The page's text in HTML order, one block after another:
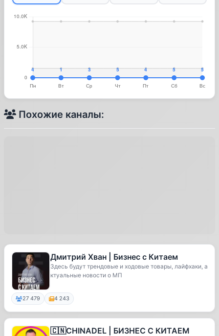
Похожие каналы:
Дмитрий Хван | Бизнес с Китаем
Здесь будут трендовые и ходовые товары, лайфхаки, а
ктуальные новости о МП
27 479 4 243
🇨🇳CHINADEL | БИЗНЕС С КИТАЕМ